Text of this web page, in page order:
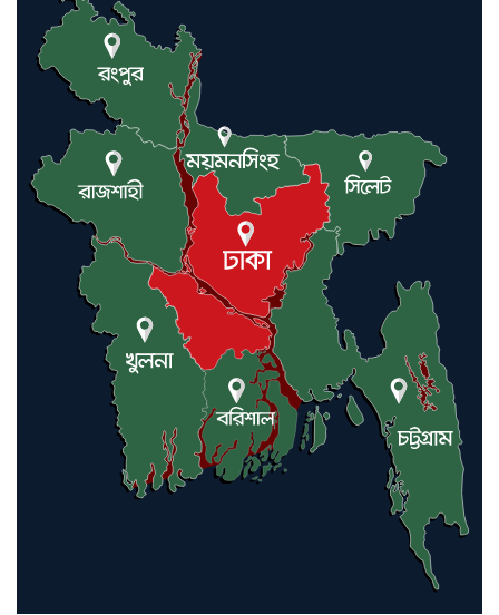
যুক্তরাষ্ট্র ও ইসরায়েল বাদে হরমুজ
প্রণালি সবার জন্য উন্মুক্ত: আরাকচি
এবার চীনের দ্বারস্থ হলেন ডোনাল্ড
ট্রাম্প
ইরানে কঠোর হামলা অব্যাহত রাখতে
ট্রাম্পকে আহ্বান সৌদি আরবের
ইরাকসহ মধ্যপ্রাচ্যে ২৪ হামলা চালাল
ইরানপন্থি গোষ্ঠী
হরমুজ প্রণালী সুরক্ষায় মিত্ররা সাহায্য
না করলে ন্যাটোর ভবিষ্যৎ খারাপ